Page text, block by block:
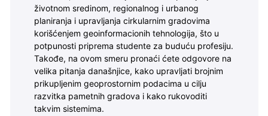
životnom sredinom, regionalnog i urbanog
planiranja i upravljanja cirkularnim gradovima
korišćenjem geoinformacionih tehnologija, što u
potpunosti priprema studente za buduću profesiju.
Takođe, na ovom smeru pronaći ćete odgovore na
velika pitanja današnjice, kako upravljati brojnim
prikupljenim geoprostornim podacima u cilju
razvitka pametnih gradova i kako rukovoditi
takvim sistemima.